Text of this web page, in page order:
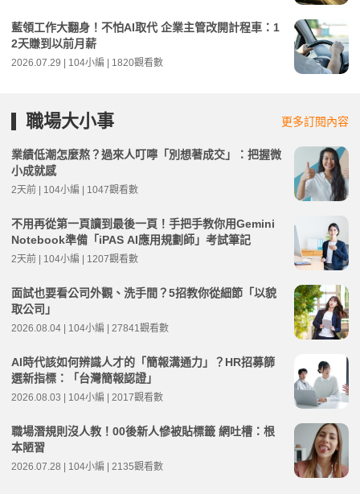
藍領工作大翻身！不怕AI取代 企業主管改開計程車：1
2天賺到以前月薪
2026.07.29 | 104小編 | 1820觀看數
職場大小事 更多訂閱內容
業績低潮怎麼熬？過來人叮嚀「別想著成交」：把握微
小成就感
2天前 | 104小編 | 1047觀看數
不用再從第一頁讀到最後一頁！手把手教你用Gemini
Notebook準備「iPAS AI應用規劃師」考試筆記
2天前 | 104小編 | 1207觀看數
面試也要看公司外觀、洗手間？5招教你從細節「以貌
取公司」
2026.08.04 | 104小編 | 27841觀看數
AI時代該如何辨識人才的「簡報溝通力」？HR招募篩
選新指標：「台灣簡報認證」
2026.08.03 | 104小編 | 2017觀看數
職場潛規則沒人教！00後新人慘被貼標籤 網吐槽：根
本陋習
2026.07.28 | 104小編 | 2135觀看數